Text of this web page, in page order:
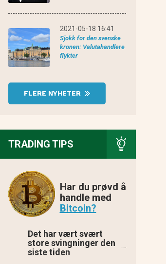
2021-05-18 16:41
Sjokk for den svenske
kronen: Valutahandlere
flykter
FLERE NYHETER
TRADING TIPS
Har du prøvd å
handle med
Bitcoin?
Det har vært svært
store svingninger den
siste tiden